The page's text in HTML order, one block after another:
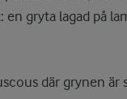
gryta lagad på
där grynen